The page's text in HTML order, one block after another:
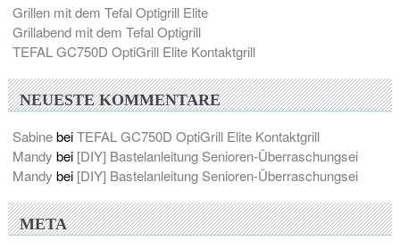
Grillen mit dem Tefal Optigrill Elite
Grillabend mit dem Tefal Optigrill
TEFAL GC750D OptiGrill Elite Kontaktgrill
NEUESTE KOMMENTARE
SabinebeiTEFAL GC750D OptiGrill Elite Kontaktgrill
Mandy bei [DIY] Bastelanleitung Senioren-Überraschungsei
Mandy bei [DIY] Bastelanleitung Senioren-Überraschungsei
META